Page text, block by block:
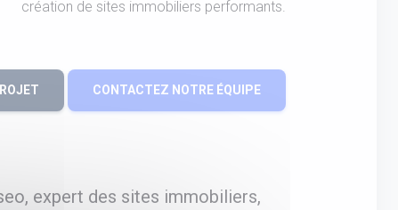
création de sites immobiliers performants.
CONTACTEZ NOTRE ÉQUIPE
expert des sites immobiliers,